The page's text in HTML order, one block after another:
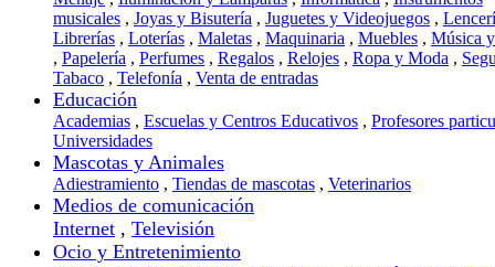
musicales , Joyas y Bisutería , Juguetes y Videojuegos ,
Librerías , Loterías , Maletas , Maquinaria , Muebles , Música
, Papelería , Perfumes , Regalos , Relojes , Ropa y Moda ,
Tabaco , Telefonía , Venta de entradas
Educación
Academias , Escuelas y Centros Educativos , Profesores
Universidades
Mascotas y Animales
Adiestramiento , Tiendas de mascotas , Veterinarios
Medios de comunicación
Internet , Televisión
Ocio y Entretenimiento